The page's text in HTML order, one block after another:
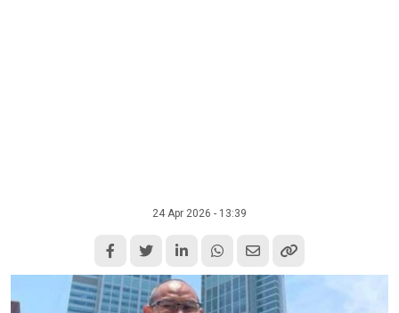
24 Apr 2026 - 13:39